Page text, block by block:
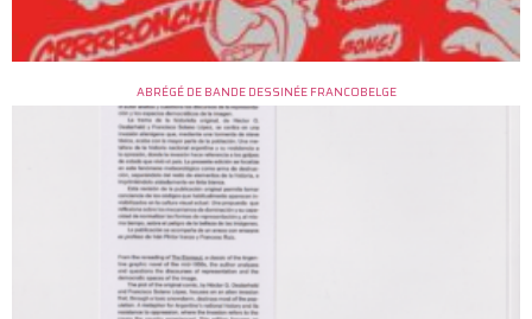
ABRÉGÉ DE BANDE DESSINÉE FRANCOBELGE